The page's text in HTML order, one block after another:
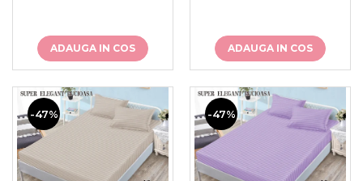
ADAUGA IN COS ADAUGA IN COS
-47% -47%